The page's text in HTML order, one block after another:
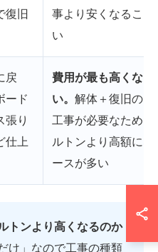
復旧
事より安くなること
い
戻
ード
張り
仕上
費用が最も高くなり
い。 解体＋復旧の2
工事が必要なため、
ルトンより高額にな
ースが多い
トンより高くなるのか
け」なので工事の種類